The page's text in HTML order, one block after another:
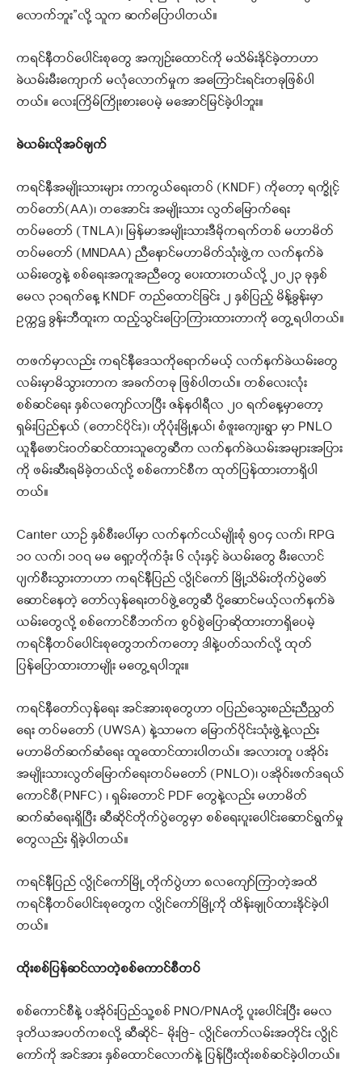
လောက်ဘူး”လို့ သူက ဆက်ပြောပါတယ်။
ကရင်နီတပ်ပေါင်းစုတွေ အကျဉ်းထောင်ကို မသိမ်းနိုင်ခဲ့တာဟာ
ခဲယမ်းမီးကျောက် မလုံလောက်မှုက အကြောင်းရင်းတခုဖြစ်ပါ
တယ်။ လေးကြိမ်ကြိုးစားပေမဲ့ မအောင်မြင်ခဲ့ပါဘူး။
ခဲယမ်းလိုအပ်ချက်
ကရင်နီအမျိုးသားများ ကာကွယ်ရေးတပ် (KNDF) ကိုတော့ ရက္ခိုင့်
တပ်တော်(AA)၊ တအောင်း အမျိုးသား လွတ်မြောက်ရေး
တပ်မတော် (TNLA)၊ မြန်မာအမျိုးသားဒီမိုကရက်တစ် မဟာမိတ်
တပ်မတော် (MNDAA) ညီနောင်မဟာမိတ်သုံးဖွဲ့က လက်နက်ခဲ
ယမ်းတွေနဲ့ စစ်ရေးအကူအညီတွေ ပေးထားတယ်လို့ ၂၀၂၃ ခုနှစ်
မေလ ၃၁ရက်နေ့ KNDF တည်ထောင်ခြင်း ၂ နှစ်ပြည့် မိန့်ခွန်းမှာ
ဥက္ကဌ ခွန်းဘီထူးက ထည့်သွင်းပြောကြားထားတာကို တွေ့ရပါတယ်။
တဖက်မှာလည်း ကရင်နီဒေသကိုရောက်မယ့် လက်နက်ခဲယမ်းတွေ
လမ်းမှာမိသွားတာက အခက်တခု ဖြစ်ပါတယ်။ တစ်လေးလုံး
စစ်ဆင်ရေး နှစ်လကျော်လာပြီး ဇန်နဝါရီလ ၂၀ ရက်နေ့မှာတော့
ရှမ်းပြည်နယ် (တောင်ပိုင်း)၊ ဟိုပုံးမြို့နယ်၊ စံဖူးကျေးရွာ မှာ PNLO
ယူနီဖောင်းဝတ်ဆင်ထားသူတွေဆီက လက်နက်ခဲယမ်းအများအပြား
ကို ဖမ်းဆီးရမိခဲ့တယ်လို့ စစ်ကောင်စီက ထုတ်ပြန်ထားတာရှိပါ
တယ်။
Canter ယာဉ် နှစ်စီးပေါ်မှာ လက်နက်ငယ်မျိုးစုံ ၅၀၄ လက်၊ RPG
၁၀ လက်၊ ၁၀၇ မမ ရှော့တိုက်ဒုံး ၆ လုံးနှင့် ခဲယမ်းတွေ မီးလောင်
ပျက်စီးသွားတာဟာ ကရင်နီပြည် လွိုင်ကော် မြို့သိမ်းတိုက်ပွဲဖော်
ဆောင်နေတဲ့ တော်လှန်ရေးတပ်ဖွဲ့တွေဆီ ပို့ဆောင်မယ့်လက်နက်ခဲ
ယမ်းတွေလို့ စစ်ကောင်စီဘက်က စွပ်စွဲပြောဆိုထားတာရှိပေမဲ့
ကရင်နီတပ်ပေါင်းစုတွေဘက်ကတော့ ဒါနဲ့ပတ်သက်လို့ ထုတ်
ပြန်ပြောထားတာမျိုး မတွေ့ရပါဘူး။
ကရင်နီတော်လှန်ရေး အင်အားစုတွေဟာ ဝပြည်သွေးစည်းညီညွတ်
ရေး တပ်မတော် (UWSA) နဲ့သာမက မြောက်ပိုင်းသုံးဖွဲ့နဲ့လည်း
မဟာမိတ်ဆက်ဆံရေး ထူထောင်ထားပါတယ်။ အလားတူ ပအိုဝ်း
အမျိုးသားလွတ်မြောက်ရေးတပ်မတော် (PNLO)၊ ပအိုဝ်းဖက်ဒရယ်
ကောင်စီ(PNFC) ၊ ရှမ်းတောင် PDF တွေနဲ့လည်း မဟာမိတ်
ဆက်ဆံရေးရှိပြီး ဆီဆိုင်တိုက်ပွဲတွေမှာ စစ်ရေးပူးပေါင်းဆောင်ရွက်မှု
တွေလည်း ရှိခဲ့ပါတယ်။
ကရင်နီပြည် လွိုင်ကော်မြို့ တိုက်ပွဲဟာ ၈လကျော်ကြာတဲ့အထိ
ကရင်နီတပ်ပေါင်းစုတွေက လွိုင်ကော်မြို့ကို ထိန်းချုပ်ထားနိုင်ခဲ့ပါ
တယ်။
ထိုးစစ်ပြန်ဆင်လာတဲ့စစ်ကောင်စီတပ်
စစ်ကောင်စီနဲ့ ပအိုဝ်းပြည်သူ့စစ် PNO/PNAတို့ ပူးပေါင်းပြီး မေလ
ဒုတိယအပတ်ကစလို့ ဆီဆိုင်- မိုးဗြဲ- လွိုင်ကော်လမ်းအတိုင်း လွိုင်
ကော်ကို အင်အား နှစ်ထောင်လောက်နဲ့ ပြန်ပြီးထိုးစစ်ဆင်ခဲ့ပါတယ်။